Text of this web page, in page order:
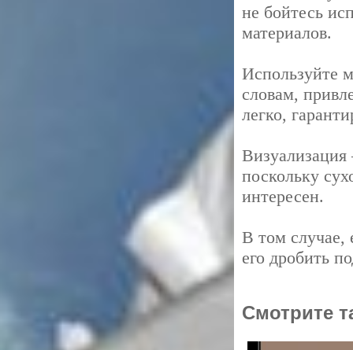
не бойтесь
материалов.
Используйте
словам,
легко,
поскольку
интересен.
В том случае,
его дробить
Смотрите